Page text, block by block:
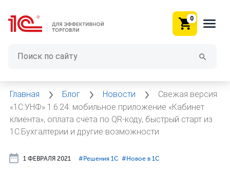
0
Главная Блог Новости
Свежая версия
«1С:УНФ» 1.6.24: мобильное приложение «Кабинет
клиента», оплата счета по QR-коду, быстрый старт из
1С:Бухгалтерии и другие возможности
1 ФЕВРАЛЯ 2021 #⁣Решения 1С #⁣Новое в 1С